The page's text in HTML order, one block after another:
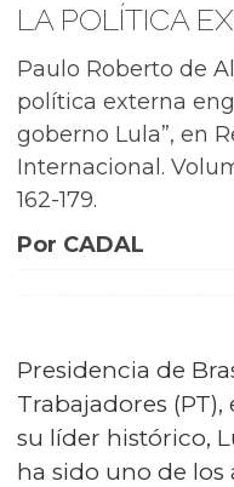
LA POLÍTICA
Paulo Roberto de
política externa
goberno Lula”, en
Internacional.
162-179.
Por CADAL
Presidencia de
Trabajadores
su líder histórico,
ha sido uno de